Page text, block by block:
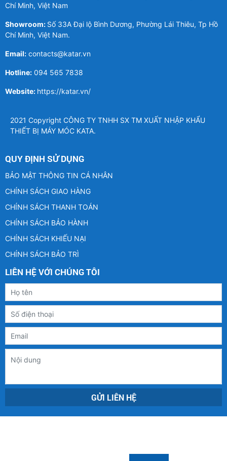
Chí Minh, Việt Nam
Showroom: Số 33A Đại lộ Bình Dương, Phường Lái Thiêu, Tp Hồ
Chí Minh, Việt Nam.
Email: contacts@katar.vn
Hotline: 094 565 7838
Website: https://katar.vn/
2021 Copyright CÔNG TY TNHH SX TM XUẤT NHẬP KHẨU
THIẾT BỊ MÁY MÓC KATA.
QUY ĐỊNH SỬ DỤNG
BẢO MẬT THÔNG TIN CÁ NHÂN
CHÍNH SÁCH GIAO HÀNG
CHÍNH SÁCH THANH TOÁN
CHÍNH SÁCH BẢO HÀNH
CHÍNH SÁCH KHIẾU NẠI
CHÍNH SÁCH BẢO TRÌ
LIÊN HỆ VỚI CHÚNG TÔI